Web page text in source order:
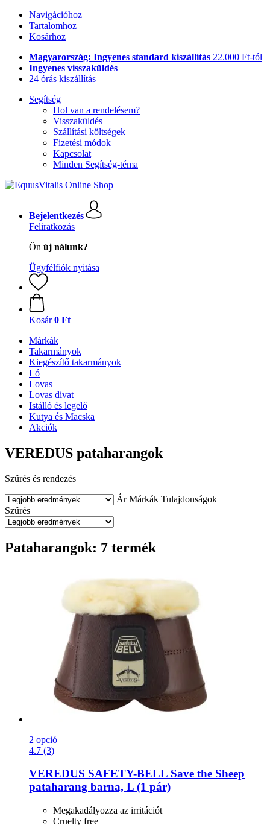
Navigációhoz
Tartalomhoz
Kosárhoz
Magyarország: Ingyenes standard kiszállítás 22.000 Ft-tól
Ingyenes visszaküldés
24 órás kiszállítás
Segítség
Hol van a rendelésem?
Visszaküldés
Szállítási költségek
Fizetési módok
Kapcsolat
Minden Segítség-téma
Bejelentkezés
Feliratkozás
Ön új nálunk?
Ügyfélfiók nyitása
Kosár 0 Ft
Márkák
Takarmányok
Kiegészítő takarmányok
Ló
Lovas
Lovas divat
Istálló és legelő
Kutya és Macska
Akciók
VEREDUS pataharangok
Szűrés és rendezés
Ár Márkák Tulajdonságok
Szűrés
Pataharangok: 7 termék
2 opció
4.7 (3)
VEREDUS SAFETY-​BELL Save the Sheep
pataharang barna, L (1 pár)
Megakadályozza az irritációt
Cruelty free